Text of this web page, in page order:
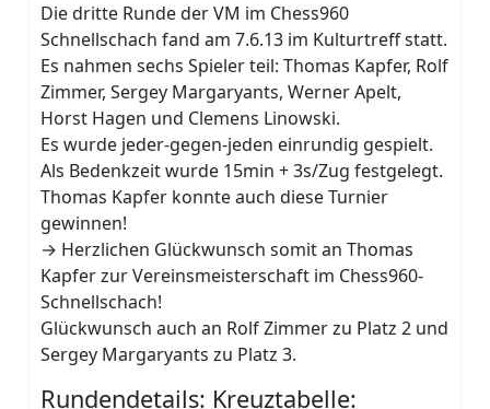
Die dritte Runde der VM im Chess960
Schnellschach fand am 7.6.13 im Kulturtreff statt.
Es nahmen sechs Spieler teil: Thomas Kapfer, Rolf
Zimmer, Sergey Margaryants, Werner Apelt,
Horst Hagen und Clemens Linowski.
Es wurde jeder-gegen-jeden einrundig gespielt.
Als Bedenkzeit wurde 15min + 3s/Zug festgelegt.
Thomas Kapfer konnte auch diese Turnier
gewinnen!
→ Herzlichen Glückwunsch somit an Thomas
Kapfer zur Vereinsmeisterschaft im Chess960-
Schnellschach!
Glückwunsch auch an Rolf Zimmer zu Platz 2 und
Sergey Margaryants zu Platz 3.
Rundendetails: Kreuztabelle: